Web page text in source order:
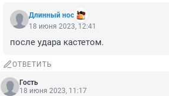
Длинный нос
18 июня 2023, 12:41
после удара кастетом.
ОТВЕТИТЬ
Гость
18 июня 2023, 11:17